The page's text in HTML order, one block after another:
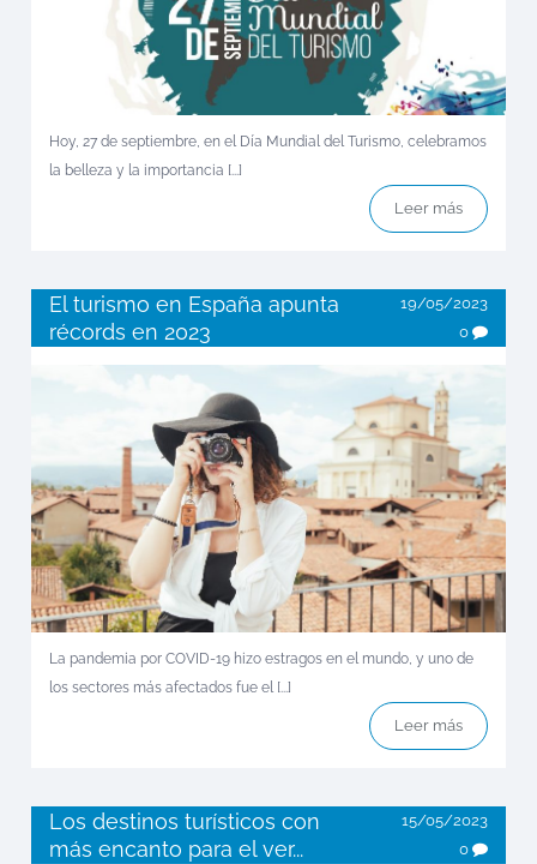
Hoy, 27 de septiembre, en el Día Mundial del Turismo, celebramos
la belleza y la importancia [...]
Leer más
El turismo en España apunta
récords en 2023
19/05/2023
0
La pandemia por COVID-19 hizo estragos en el mundo, y uno de
los sectores más afectados fue el [...]
Leer más
Los destinos turísticos con
más encanto para el ver...
15/05/2023
0